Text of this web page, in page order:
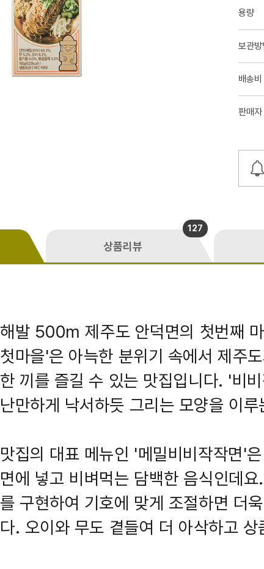
용량
보관방
배송비
판매자
상품리뷰
127
해발 500m 제주도 안덕면의 첫번째
첫마을'은 아늑한 분위기 속에서 제주
한 끼를 즐길 수 있는 맛집입니다. '비
난만하게 낙서하듯 그리는 모양을 이
맛집의 대표 메뉴인 '메밀비비작작면'
면에 넣고 비벼먹는 담백한 음식인데
를 구현하여 기호에 맞게 조절하면 더
다. 오이와 무도 곁들여 더 아삭하고 상